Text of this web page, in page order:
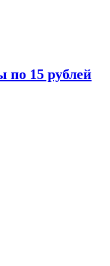
по 15 рублей